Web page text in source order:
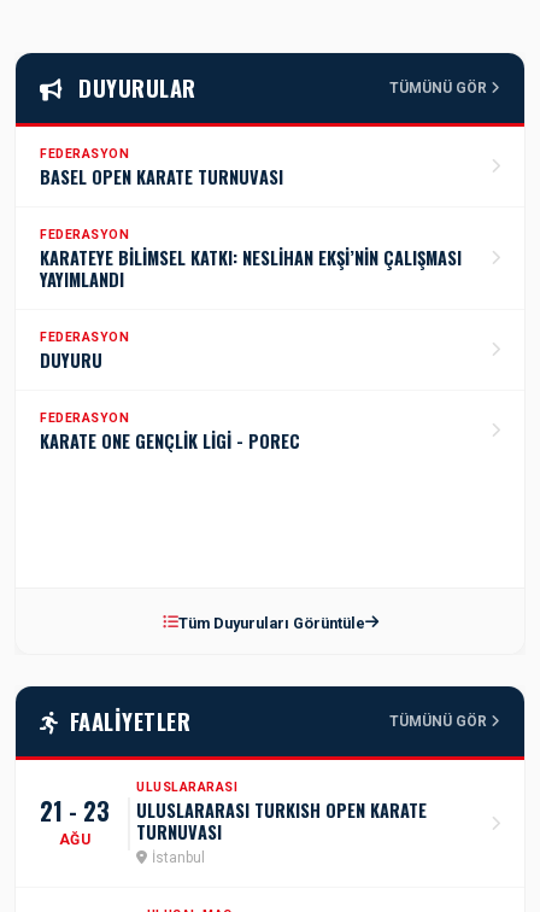
DUYURULAR TÜMÜNÜ GÖR
FEDERASYON
BASEL OPEN KARATE TURNUVASI
FEDERASYON
KARATEYE BİLİMSEL KATKI: NESLİHAN EKŞİ’NİN ÇALIŞMASI
YAYIMLANDI
FEDERASYON
DUYURU
FEDERASYON
KARATE ONE GENÇLİK LİGİ - POREC
Tüm Duyuruları Görüntüle
FAALIYETLER TÜMÜNÜ GÖR
21 - 23
AĞU
ULUSLARARASI
ULUSLARARASI TURKISH OPEN KARATE
TURNUVASI
İstanbul